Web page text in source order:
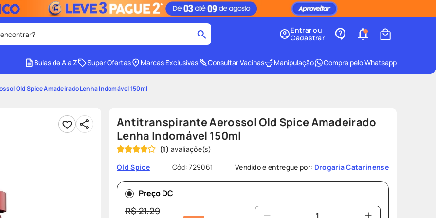
4º protetor solar facial
8º
protetor solar
Entrar ou
Cadastrar
Bulas de A a Z Super Ofertas Marcas Exclusivas Consultar Vacinas Manipulação Compre pelo Whatsapp
Old Spice Amadeirado Lenha Indomável 150ml
Antitranspirante Aerossol Old Spice Amadeirado
Lenha Indomável 150ml
(1)
Old Spice
Cód:729061 Vendido e entregue por: Drogaria Catarinense
Preço DC
R$21,29